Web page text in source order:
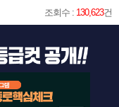
조회수 : 130,623건